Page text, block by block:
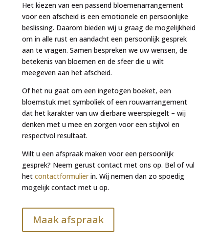
Het kiezen van een passend bloemenarrangement
voor een afscheid is een emotionele en persoonlijke
beslissing. Daarom bieden wij u graag de mogelijkheid
om in alle rust en aandacht een persoonlijk gesprek
aan te vragen. Samen bespreken we uw wensen, de
betekenis van bloemen en de sfeer die u wilt
meegeven aan het afscheid.
Of het nu gaat om een ingetogen boeket, een
bloemstuk met symboliek of een rouwarrangement
dat het karakter van uw dierbare weerspiegelt – wij
denken met u mee en zorgen voor een stijlvol en
respectvol resultaat.
Wilt u een afspraak maken voor een persoonlijk
gesprek? Neem gerust contact met ons op. Bel of vul
het contactformulierin. Wij nemen dan zo spoedig
mogelijk contact met u op.
Maak afspraak